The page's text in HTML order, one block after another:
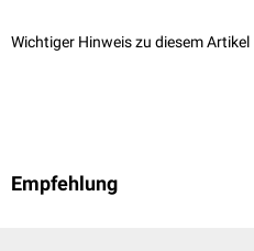
Wichtiger Hinweis zu diesem Artikel
Empfehlung